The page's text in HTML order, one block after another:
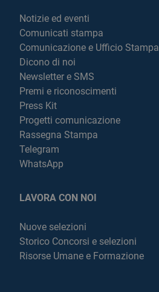
Notizie ed eventi
Comunicati stampa
Comunicazione e Ufficio Stampa
Dicono di noi
Newsletter e SMS
Premi e riconoscimenti
Press Kit
Progetti comunicazione
Rassegna Stampa
Telegram
WhatsApp
LAVORA CON NOI
Nuove selezioni
Storico Concorsi e selezioni
Risorse Umane e Formazione